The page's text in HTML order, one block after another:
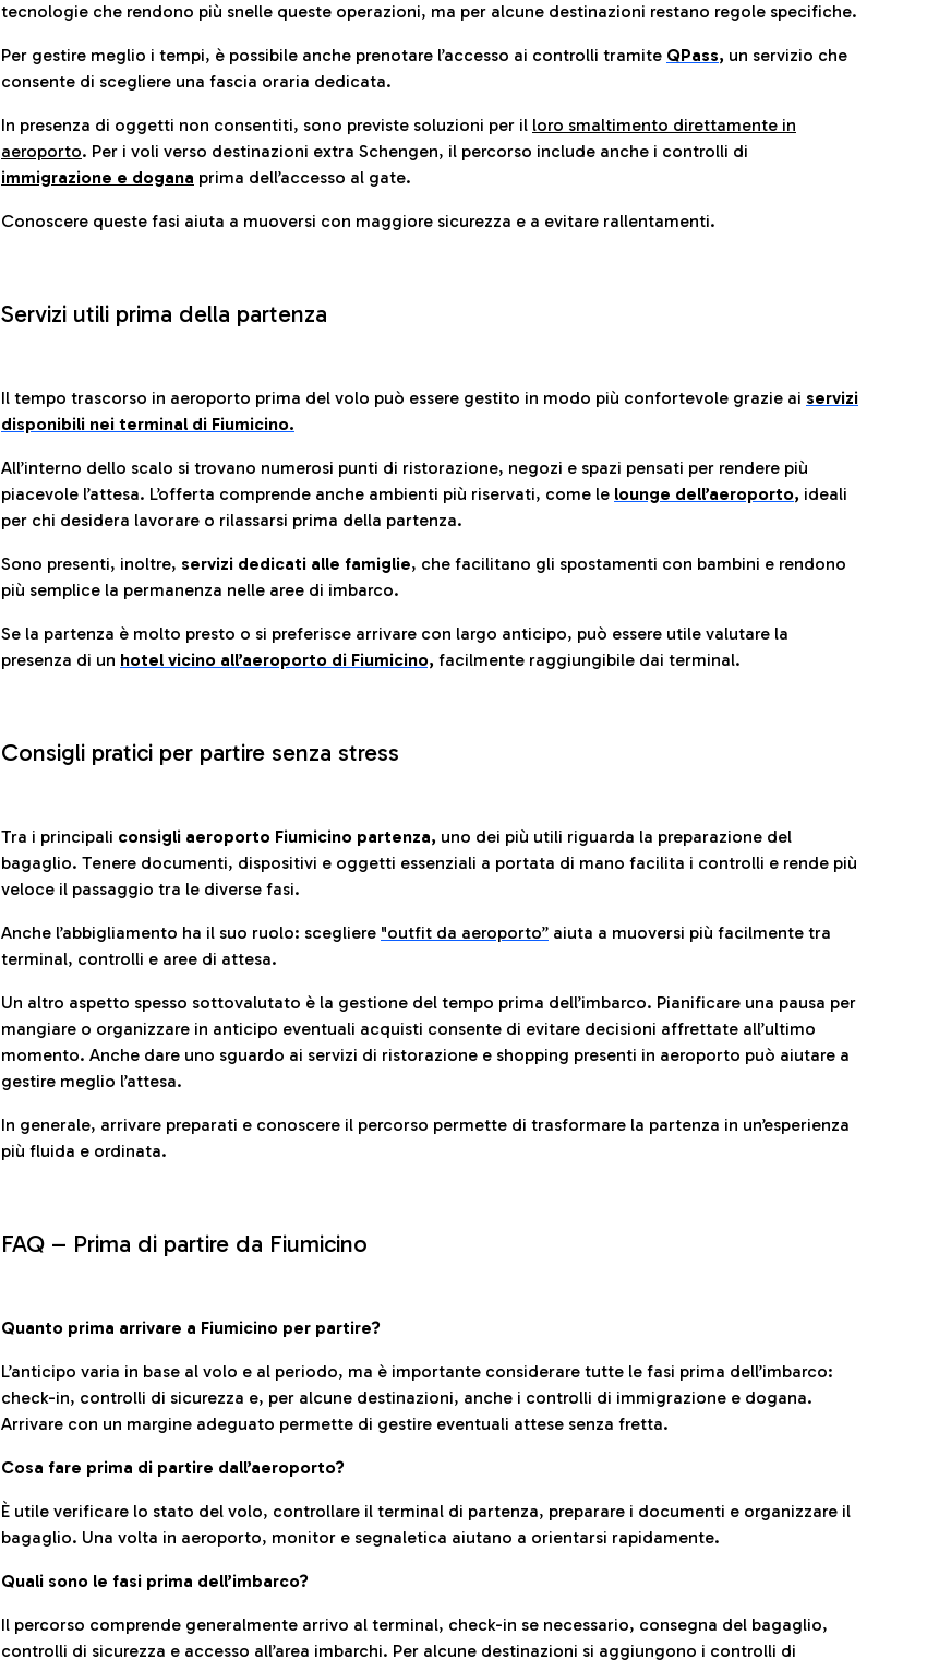
tecnologie che rendono più snelle queste operazioni, ma per alcune destinazioni restano regole specifiche.
Per gestire meglio i tempi, è possibile anche prenotare l’accesso ai controlli tramite QPass, un servizio che
consente di scegliere una fascia oraria dedicata.
In presenza di oggetti non consentiti, sono previste soluzioni per il loro smaltimento direttamente in
aeroporto. Per i voli verso destinazioni extra Schengen, il percorso include anche i controlli di
immigrazione e dogana prima dell’accesso al gate.
Conoscere queste fasi aiuta a muoversi con maggiore sicurezza e a evitare rallentamenti.
Servizi utili prima della partenza
Il tempo trascorso in aeroporto prima del volo può essere gestito in modo più confortevole grazie ai servizi
disponibili nei terminal di Fiumicino.
All’interno dello scalo si trovano numerosi punti di ristorazione, negozi e spazi pensati per rendere più
piacevole l’attesa. L’offerta comprende anche ambienti più riservati, come le lounge dell’aeroporto, ideali
per chi desidera lavorare o rilassarsi prima della partenza.
Sono presenti, inoltre, servizi dedicati alle famiglie, che facilitano gli spostamenti con bambini e rendono
più semplice la permanenza nelle aree di imbarco.
Se la partenza è molto presto o si preferisce arrivare con largo anticipo, può essere utile valutare la
presenza di un hotel vicino all’aeroporto di Fiumicino, facilmente raggiungibile dai terminal.
Consigli pratici per partire senza stress
Tra i principali consigli aeroporto Fiumicino partenza, uno dei più utili riguarda la preparazione del
bagaglio. Tenere documenti, dispositivi e oggetti essenziali a portata di mano facilita i controlli e rende più
veloce il passaggio tra le diverse fasi.
Anche l’abbigliamento ha il suo ruolo: scegliere "outfit da aeroporto” aiuta a muoversi più facilmente tra
terminal, controlli e aree di attesa.
Un altro aspetto spesso sottovalutato è la gestione del tempo prima dell’imbarco. Pianificare una pausa per
mangiare o organizzare in anticipo eventuali acquisti consente di evitare decisioni affrettate all’ultimo
momento. Anche dare uno sguardo ai servizi di ristorazione e shopping presenti in aeroporto può aiutare a
gestire meglio l’attesa.
In generale, arrivare preparati e conoscere il percorso permette di trasformare la partenza in un’esperienza
più fluida e ordinata.
FAQ – Prima di partire da Fiumicino
Quanto prima arrivare a Fiumicino per partire?
L’anticipo varia in base al volo e al periodo, ma è importante considerare tutte le fasi prima dell’imbarco:
check-in, controlli di sicurezza e, per alcune destinazioni, anche i controlli di immigrazione e dogana.
Arrivare con un margine adeguato permette di gestire eventuali attese senza fretta.
Cosa fare prima di partire dall’aeroporto?
È utile verificare lo stato del volo, controllare il terminal di partenza, preparare i documenti e organizzare il
bagaglio. Una volta in aeroporto, monitor e segnaletica aiutano a orientarsi rapidamente.
Quali sono le fasi prima dell’imbarco?
Il percorso comprende generalmente arrivo al terminal, check-in se necessario, consegna del bagaglio,
controlli di sicurezza e accesso all’area imbarchi. Per alcune destinazioni si aggiungono i controlli di